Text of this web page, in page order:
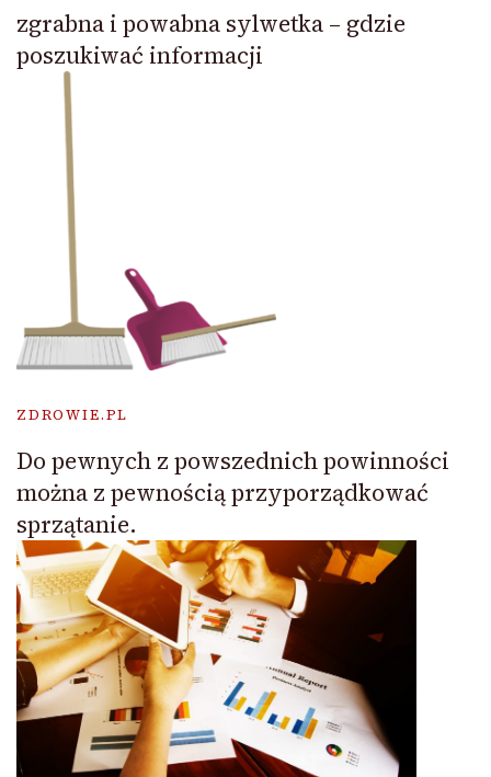
zgrabna i powabna sylwetka – gdzie
poszukiwać informacji
ZDROWIE.PL
Do pewnych z powszednich powinności
można z pewnością przyporządkować
sprzątanie.